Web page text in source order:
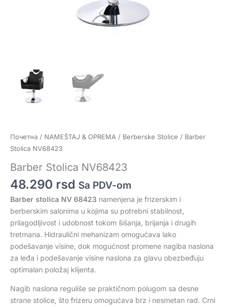
Почетна / NAMEŠTAJ & OPREMA / Berberske Stolice / Barber
Stolica NV68423
Barber Stolica NV68423
48.290 rsd Sa PDV-om
Barber stolica NV 68423 namenjena je frizerskim i
berberskim salonima u kojima su potrebni stabilnost,
prilagodljivost i udobnost tokom šišanja, brijanja i drugih
tretmana. Hidraulični mehanizam omogućava lako
podešavanje visine, dok mogućnost promene nagiba naslona
za leđa i podešavanje visine naslona za glavu obezbeđuju
optimalan položaj klijenta.
Nagib naslona reguliše se praktičnom polugom sa desne
strane stolice, što frizeru omogućava brz i nesmetan rad. Crni